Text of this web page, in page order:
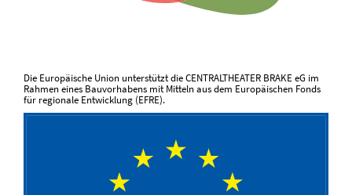
Die Europäische Union unterstützt die CENTRALTHEATER BRAKE eG im
Rahmen eines Bauvorhabens mit Mitteln aus dem Europäischen Fonds
für regionale Entwicklung (EFRE).